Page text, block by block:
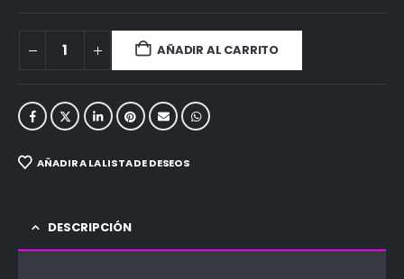
AÑADIR AL CARRITO
AÑADIR A LA LISTA DE DESEOS
DESCRIPCIÓN